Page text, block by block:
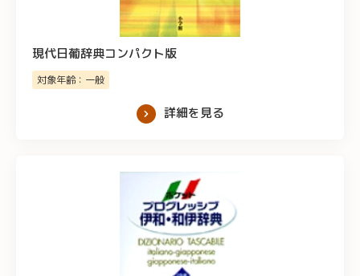
現代日葡辞典コンパクト版
対象年齢：一般
詳細を見る